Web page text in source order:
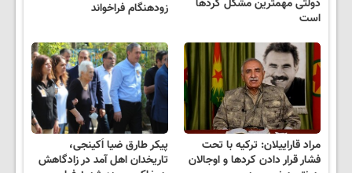
دولتی مهمترین مشکل کردها
است
زودهنگام فراخواند
مراد قاراییلان: ترکیه با تحت
فشار قرار دادن کردها و اوجالان
پیکر طارق ضیا اَکینجی،
تاریخدان اهل آمد در زادگاهش